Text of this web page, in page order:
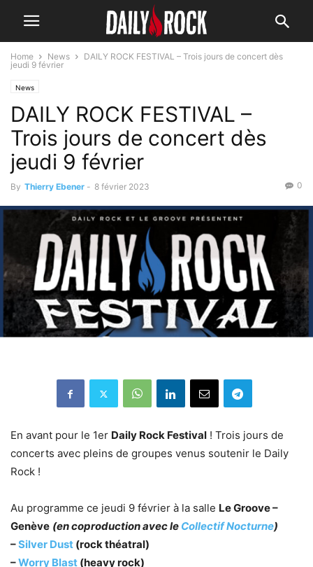
Home News
DAILY ROCK FESTIVAL – Trois jours de concert dès
jeudi 9 février
News
DAILY ROCK FESTIVAL –
Trois jours de concert dès
jeudi 9 février
By Thierry Ebener - 8 février 2023 0
En avant pour le 1er Daily Rock Festival ! Trois jours de
concerts avec pleins de groupes venus soutenir le Daily
Rock !
Au programme ce jeudi 9 février à la salle Le Groove –
Genève (en coproduction avec le Collectif Nocturne)
–Silver Dust (rock théatral)
–Worry Blast (heavy rock)